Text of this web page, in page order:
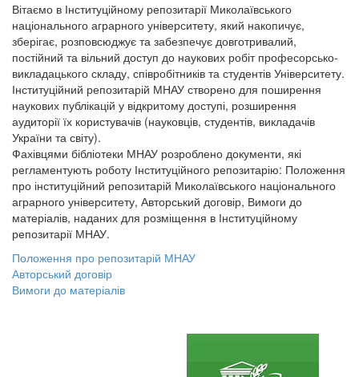
Вітаємо в Інституційному репозитарії Миколаївського
національного аграрного університету, який накопичує,
зберігає, розповсюджує та забезпечує довготривалий,
постійний та вільний доступ до наукових робіт професорсько-
викладацького складу, співробітників та студентів Університету.
Інституційний репозитарій МНАУ створено для поширення
наукових публікацій у відкритому доступі, розширення
аудиторії їх користувачів (науковців, студентів, викладачів
України та світу).
Фахівцями бібліотеки МНАУ розроблено документи, які
регламентують роботу Інституційного репозитарію: Положення
про інституційний репозитарій Миколаївського національного
аграрного університету, Авторський договір, Вимоги до
матеріалів, наданих для розміщення в Інституційному
репозитарії МНАУ.
Положення про репозитарій МНАУ
Авторський договір
Вимоги до матеріалів